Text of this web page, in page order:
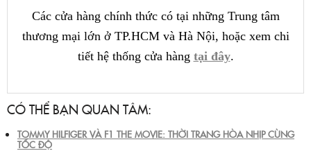
Các cửa hàng chính thức có tại những Trung tâm
thương mại lớn ở TP.HCM và Hà Nội, hoặc xem chi
tiết hệ thống cửa hàng tại đây.
CÓ THỂ BẠN QUAN TÂM:
TOMMY HILFIGER VÀ F1 THE MOVIE: THỜI TRANG HÒA NHỊP CÙNG
TỐC ĐỘ